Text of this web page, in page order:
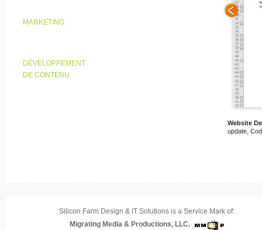
MARKETING
DÉVELOPPEMENT
DE CONTENU
Website
update,
Silicon Farm Design & IT Solutions is a Service Mark of:
Migrating Media & Productions, LLC.